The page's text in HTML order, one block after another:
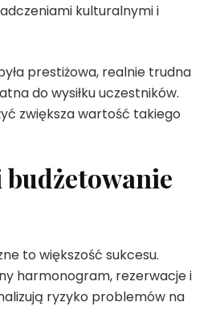
kulturalnymi i
prestiżowa, realnie trudna
do wysiłku uczestników.
zwiększa wartość takiego
to większość sukcesu.
harmonogram, rezerwacje i
ryzyko problemów na